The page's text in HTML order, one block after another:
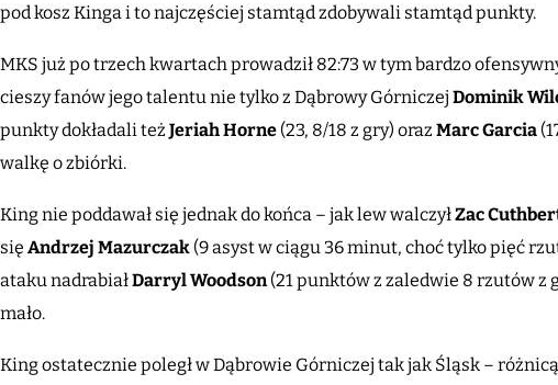
pod kosz Kinga i to najczęściej stamtąd zdobywali stamtąd punkty.
MKS już po trzech kwartach prowadził 82:73 w tym bardzo
cieszy fanów jego talentu nie tylko z Dąbrowy Górniczej Dominik
punkty dokładali też JeriahHorne (23, 8/18 z gry) oraz Marc Garcia
walkę o zbiórki.
King nie poddawał się jednak do końca – jak lew walczyłZac
się Andrzej Mazurczak (9 asyst w ciągu 36 minut, choć tylko pięć
ataku nadrabiałDarrylWoodson (21 punktów z zaledwie 8 rzutów z
mało.
King ostatecznie poległ w Dąbrowie Górniczej tak jak Śląsk –